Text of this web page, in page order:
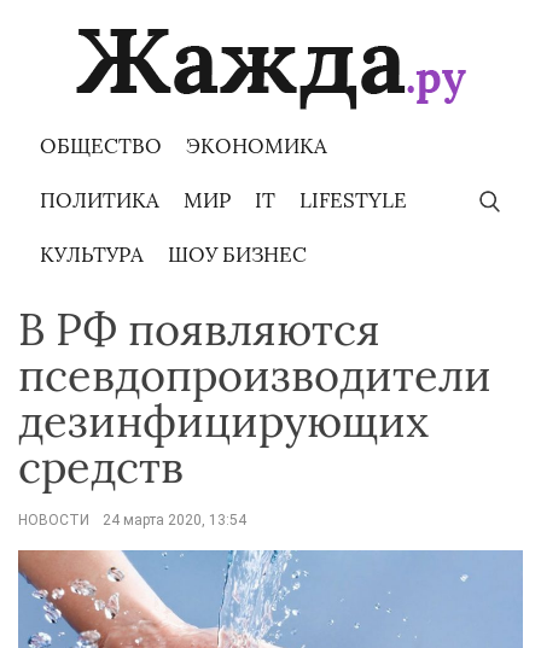
ОБЩЕСТВО ЭКОНОМИКА
ПОЛИТИКА МИР IT LIFESTYLE
КУЛЬТУРА ШОУ БИЗНЕС
В РФ появляются
псевдопроизводители
дезинфицирующих
средств
НОВОСТИ 24 марта 2020, 13:54